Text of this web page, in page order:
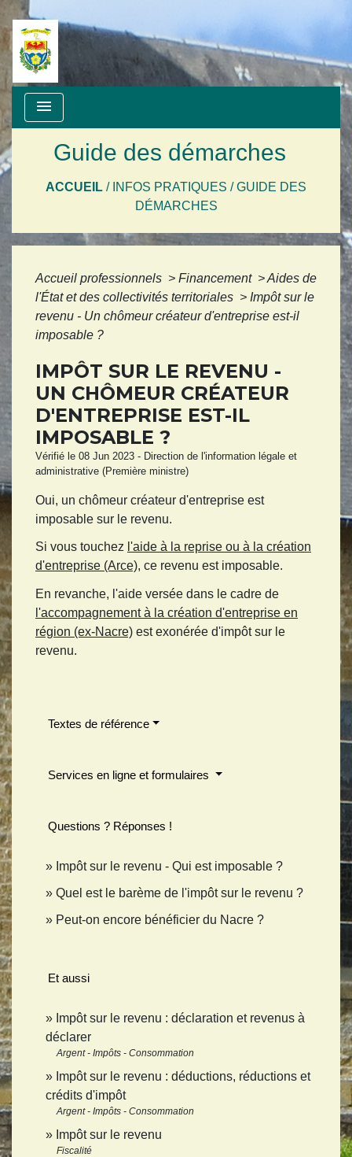
menu
Guide des démarches
ACCUEIL / INFOS PRATIQUES /GUIDE DES
DÉMARCHES
Accueil professionnels > Financement >Aides de
l'État et des collectivités territoriales > Impôt sur le
revenu - Un chômeur créateur d'entreprise est-il
imposable ?
IMPÔT SUR LE REVENU -
UN CHÔMEUR CRÉATEUR
D'ENTREPRISE EST-IL
IMPOSABLE ?
Vérifié le 08 Jun 2023 - Direction de l'information légale et
administrative (Première ministre)
Oui, un chômeur créateur d'entreprise est
imposable sur le revenu.
Si vous touchez l'aide à la reprise ou à la création
d'entreprise (Arce), ce revenu est imposable.
En revanche, l'aide versée dans le cadre de
l'accompagnement à la création d'entreprise en
région (ex-Nacre) est exonérée d'impôt sur le
revenu.
Textes de référence
Services en ligne et formulaires
Questions ? Réponses !
Impôt sur le revenu - Qui est imposable ?
Quel est le barème de l'impôt sur le revenu ?
Peut-on encore bénéficier du Nacre ?
Et aussi
Impôt sur le revenu : déclaration et revenus à
déclarer
Argent - Impôts - Consommation
Impôt sur le revenu : déductions, réductions et
crédits d'impôt
Argent - Impôts - Consommation
Impôt sur le revenu
Fiscalité